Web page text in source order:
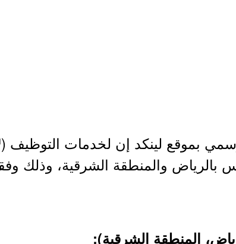
بموقع لينكد إن لخدمات التوظيف (
بالرياض والمنطقة الشرقية، وذلك